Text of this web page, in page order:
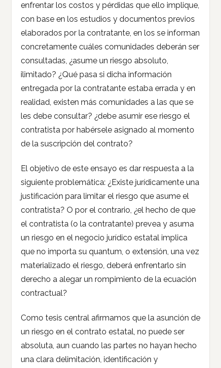
enfrentar los costos y pérdidas que ello implique,
con base en los estudios y documentos previos
elaborados por la contratante, en los se informan
concretamente cuáles comunidades deberán ser
consultadas, ¿asume un riesgo absoluto,
ilimitado? ¿Qué pasa si dicha información
entregada por la contratante estaba errada y en
realidad, existen más comunidades a las que se
les debe consultar? ¿debe asumir ese riesgo el
contratista por habérsele asignado al momento
de la suscripción del contrato?
El objetivo de este ensayo es dar respuesta a la
siguiente problemática: ¿Existe jurídicamente una
justificación para limitar el riesgo que asume el
contratista? O por el contrario, ¿el hecho de que
el contratista (o la contratante) prevea y asuma
un riesgo en el negocio jurídico estatal implica
que no importa su quantum, o extensión, una vez
materializado el riesgo, deberá enfrentarlo sin
derecho a alegar un rompimiento de la ecuación
contractual?
Como tesis central afirmamos que la asunción de
un riesgo en el contrato estatal, no puede ser
absoluta, aun cuando las partes no hayan hecho
una clara delimitación, identificación y